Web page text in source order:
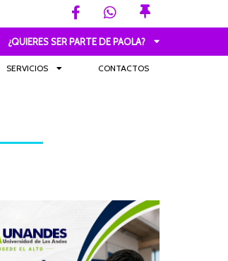
¿QUIERES SER PARTE DE PAOLA?
SERVICIOS CONTACTOS